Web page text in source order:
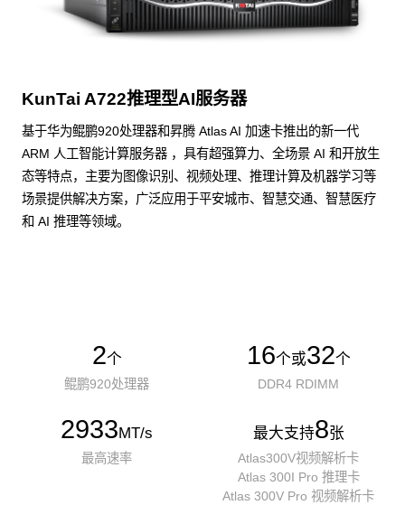
KunTai A722推理型AI服务器
基于华为鲲鹏920处理器和昇腾 Atlas AI 加速卡推出的新一代
ARM 人工智能计算服务器 ，具有超强算力、全场景 AI 和开放生
态等特点，主要为图像识别、视频处理、推理计算及机器学习等
场景提供解决方案，广泛应用于平安城市、智慧交通、智慧医疗
和 AI 推理等领域。
2个
鲲鹏920处理器
16个或32个
DDR4 RDIMM
2933MT/s
最高速率
最大支持8张
Atlas300V视频解析卡
Atlas 300I Pro 推理卡
Atlas 300V Pro 视频解析卡